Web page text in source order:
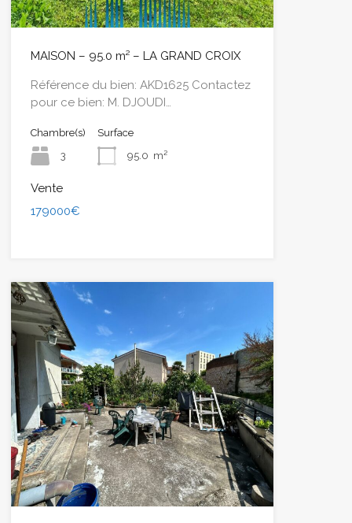
MAISON – 95.0 m² – LA GRAND CROIX
Référence du bien: AKD1625 Contactez
pour ce bien: M. DJOUDI…
Chambre(s)
3
Surface
95.0 m²
Vente
179000€